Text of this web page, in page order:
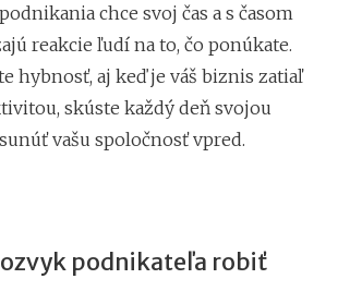
chce svoj čas a s časom
reakcie ľudí na to, čo ponúkate.
hybnosť, aj keď je váš biznis zatiaľ
skúste každý deň svojou
vašu spoločnosť vpred.
podnikateľa robiť